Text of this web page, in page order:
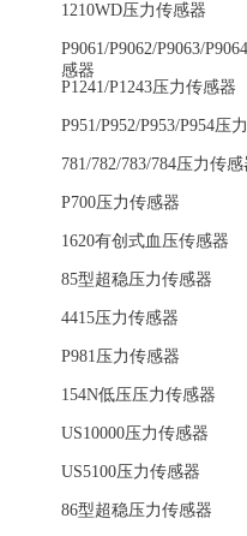
1210WD压力传感器
P9061/P9062/P9063/
感器
P1241/P1243压力传感器
P951/P952/P953/P954压
781/782/783/784压力传
P700压力传感器
1620有创式血压传感器
85型超稳压力传感器
4415压力传感器
P981压力传感器
154N低压压力传感器
US10000压力传感器
US5100压力传感器
86型超稳压力传感器